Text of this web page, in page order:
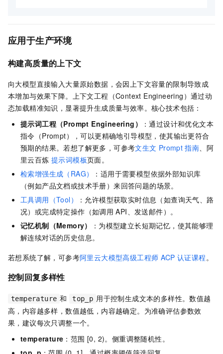
应用于生产环境
构建高质量的上下文
向大模型直接输入大量原始数据，会因上下文容量的限制导致成
本增加与效果下降。上下文工程（Context Engineering）通过动
态加载精准知识，显著提升生成质量与效率。核心技术包括：
提示词工程（Prompt Engineering）
：通过设计和优化文本
指令（Prompt），可以更精确地引导模型，使其输出更符合
预期的结果。若想了解更多，可参考文生文 Prompt 指南、阿
里云百炼 提示词模板页面。
检索增强生成（RAG）
：适用于需要模型依据外部知识库
（例如产品文档或技术手册）来回答问题的场景。
工具调用（Tool）
：允许模型获取实时信息（如查询天气、路
况）或完成特定操作（如调用 API、发送邮件）。
记忆机制（Memory）
：为模型建立长短期记忆，使其能够理
解连续对话的历史信息。
若想系统了解，可参考阿里云大模型高级工程师 ACP 认证课程。
控制回复多样性
temperature 和 top_p 用于控制生成文本的多样性。数值越
高，内容越多样，数值越低，内容越确定。为准确评估参数效
果，建议每次只调整一个。
temperature ：范围 [0, 2)。侧重调整随机性。